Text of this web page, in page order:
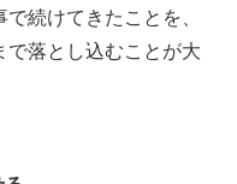
続けてきたことを、
で落とし込むことが大